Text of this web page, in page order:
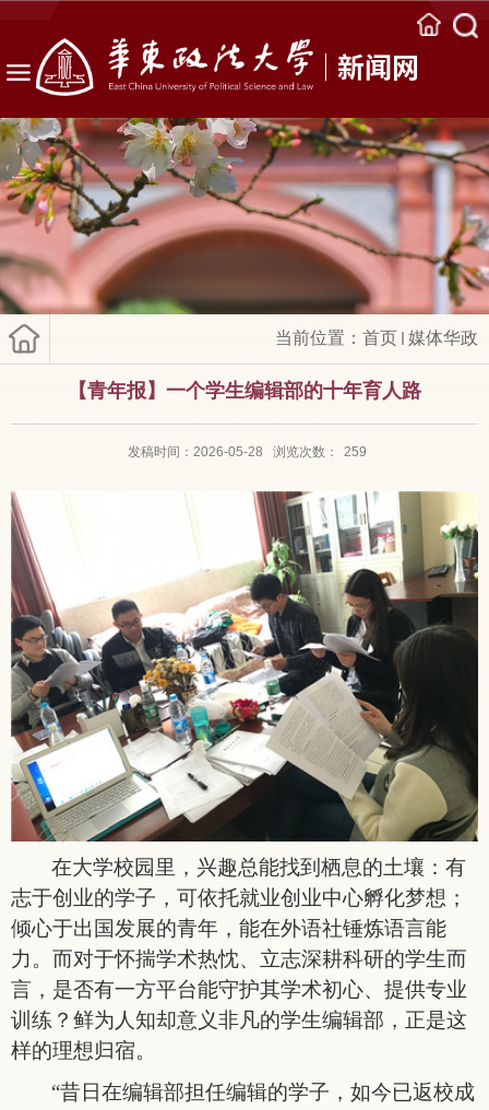
新闻网
当前位置： 首页 媒体华政
【青年报】一个学生编辑部的十年育人路
发稿时间：2026-05-28 浏览次数： 259
在大学校园里，兴趣总能找到栖息的土壤：有
志于创业的学子，可依托就业创业中心孵化梦想；
倾心于出国发展的青年，能在外语社锤炼语言能
力。而对于怀揣学术热忱、立志深耕科研的学生而
言，是否有一方平台能守护其学术初心、提供专业
训练？鲜为人知却意义非凡的学生编辑部，正是这
样的理想归宿。
“昔日在编辑部担任编辑的学子，如今已返校成